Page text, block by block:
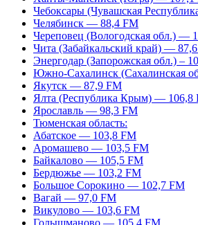
Чебоксары (Чувашская
Челябинск — 88,4 FM
Череповец (Вологодская обл.) —
Чита (Забайкальский край) —
Энергодар (Запорожская обл.) –
Южно-Сахалинск (Сахалинская
Якутск — 87,9 FM
Ялта (Республика Крым) — 106,8
Ярославль — 98,3 FM
Тюменская область:
Абатское — 103,8 FM
Аромашево — 103,5 FM
Байкалово — 105,5 FM
Бердюжье — 103,2 FM
Большое Сорокино — 102,7 FM
Вагай — 97,0 FM
Викулово — 103,6 FM
Голышманово — 105,4 FM